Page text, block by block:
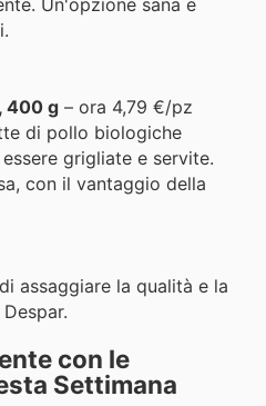
400 g – ora 4,79 €/pz
di pollo biologiche
grigliate e servite.
con il vantaggio della
assaggiare la qualità e la
con le
Settimana